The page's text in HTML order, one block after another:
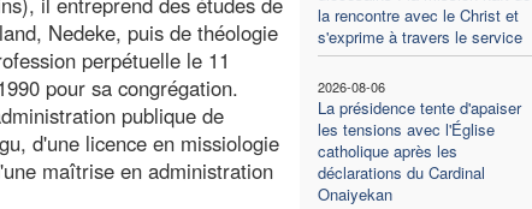
la rencontre avec le Christ et
s'exprime à travers le service
2026-08-06
La présidence tente d'apaiser
les tensions avec l'Église
catholique après les
déclarations du Cardinal
Onaiyekan
Nedeke, puis de théologie
perpétuelle le 11
pour sa congrégation.
publique de
d'une licence en missiologie
maîtrise en administration